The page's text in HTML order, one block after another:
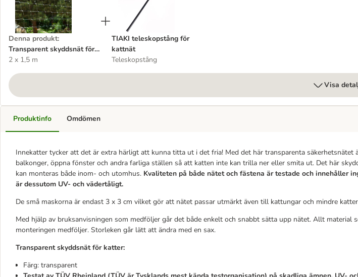
Denna produkt:
Transparent skyddsnät för
katter
2 x 1,5 m
TIAKI teleskopstång för
kattnät
Teleskopstång
Visa
Produktinfo
Innekatter tycker att det är extra härligt att kunna titta ut i det fria! Med det här transparenta säkerhetsnätet
balkonger, öppna fönster och andra farliga ställen så att katten inte kan trilla ner eller smita ut. Det här
kan monteras både inom- och utomhus. Kvaliteten på både nätet och fästena är testade och innehåller
är dessutom UV- och vädertåligt.
De små maskorna är endast 3 x 3 cm vilket gör att nätet passar utmärkt även till kattungar och mindre
Med hjälp av bruksanvisningen som medföljer går det både enkelt och snabbt sätta upp nätet. Allt material
monteringen medföljer. Storleken går lätt att ändra med en sax.
Transparent skyddsnät för katter:
Färg: transparent
Omdömen